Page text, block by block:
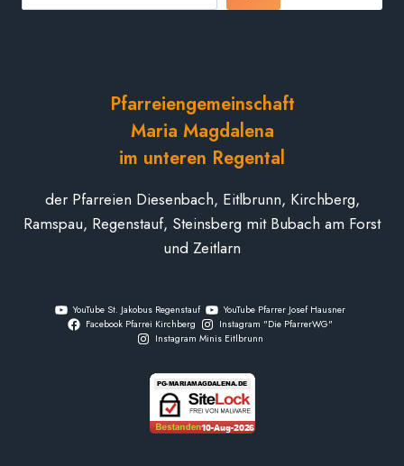
Pfarreiengemeinschaft
Maria Magdalena
im unteren Regental
der Pfarreien Diesenbach, Eitlbrunn, Kirchberg,
Ramspau, Regenstauf, Steinsberg mit Bubach am Forst
und Zeitlarn
YouTube St. Jakobus Regenstauf
YouTube Pfarrer Josef Hausner
Facebook Pfarrei Kirchberg
Instagram "Die PfarrerWG"
Instagram Minis Eitlbrunn